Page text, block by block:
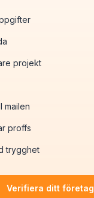
projekt
mailen
proffs
trygghet
Verifiera ditt företag